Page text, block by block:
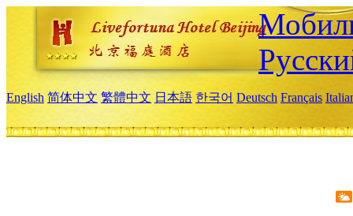
English 简体中文 繁體中文 日本語 한국어 Deutsch Français